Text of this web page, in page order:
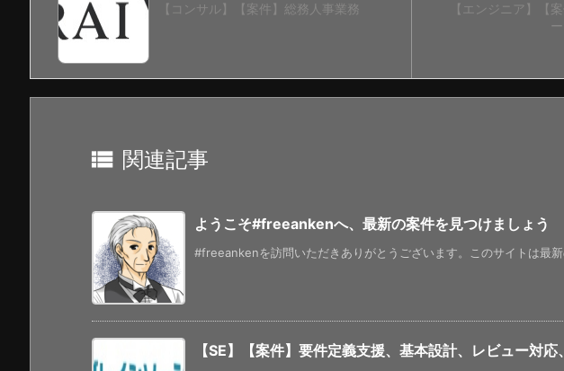
【エンジニア】【
【コンサル】【案件】総務人事業務
 関連記事
ようこそ#freeankenへ、最新の案件を見つけましょう
#freeankenを訪問いただきありがとうございます。このサイトは最
【SE】【案件】要件定義支援、基本設計、レビュー対応